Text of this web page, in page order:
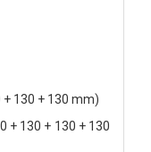
+ 130 + 130 mm)
+ 130 + 130 + 130